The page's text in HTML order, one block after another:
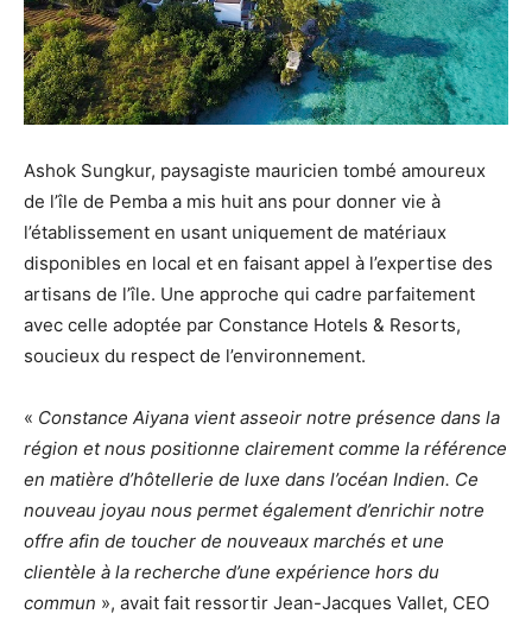
Ashok Sungkur, paysagiste mauricien tombé amoureux
de l’île de Pemba a mis huit ans pour donner vie à
l’établissement en usant uniquement de matériaux
disponibles en local et en faisant appel à l’expertise des
artisans de l’île. Une approche qui cadre parfaitement
avec celle adoptée par Constance Hotels & Resorts,
soucieux du respect de l’environnement.
« Constance Aiyana vient asseoir notre présence dans la
région et nous positionne clairement comme la référence
en matière d’hôtellerie de luxe dans l’océan Indien. Ce
nouveau joyau nous permet également d’enrichir notre
offre afin de toucher de nouveaux marchés et une
clientèle à la recherche d’une expérience hors du
commun », avait fait ressortir Jean-Jacques Vallet, CEO